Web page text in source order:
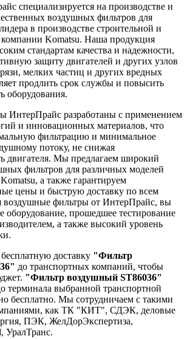
специализируется на производстве и
воздушных фильтров для
в производстве строительной и
Komatsu. Наша продукция
стандартам качества и надежности,
защиту двигателей и других узлов
мелких частиц и других вредных
продлить срок службы и повысить
оборудования.
ИнтерПрайс разработаны с применением
и инновационных материалов, что
фильтрацию и минимальное
потоку, не снижая
двигателя. Мы предлагаем широкий
фильтров для различных моделей
а также гарантируем
цены и быструю доставку по всем
воздушные фильтры от ИнтерПрайс, вы
оборудование, прошедшее тестирование
а также высокий уровень
доставку "Фильтр
до транспортных компаний, чтобы
"Фильтр воздушный ST86036"
терминала выбранной транспортной
бесплатно. Мы сотрудничаем с такими
как ТК "КИТ", СДЭК, деловые
ПЭК, ЖелДорЭкспертиза,
УралТранс.